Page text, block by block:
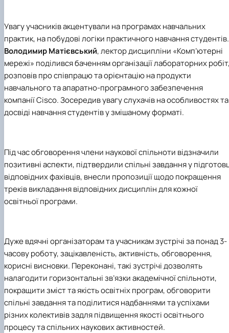
Увагу учасників акцентували на програмах навчальних
практик, на побудові логіки практичного навчання студентів.
Володимир Матієвський, лектор дисципліни «Комп’ютерні
мережі» поділився баченням організації лабораторних
розповів про співпрацю та орієнтацію на продукти
навчального та апаратно-програмного забезпечення
компанії Cisco. Зосередив увагу слухачів на особливостях та
досвіді навчання студентів у змішаному форматі.
Під час обговорення члени наукової спільноти відзначили
позитивні аспекти, підтвердили спільні завдання у
відповідних фахівців, внесли пропозиції щодо покращення
треків викладання відповідних дисциплін для кожної
освітньої програми.
Дуже вдячні організаторам та учасникам зустрічі за понад 3-
часову роботу, зацікавленість, активність, обговорення,
корисні висновки. Переконані, такі зустрічі дозволять
налагодити горизонтальні зв’язки академічної спільноти,
покращити зміст та якість освітніх програм, обговорити
спільні завдання та поділитися надбаннями та успіхами
різних колективів задля підвищення якості освітнього
процесу та спільних наукових активностей.